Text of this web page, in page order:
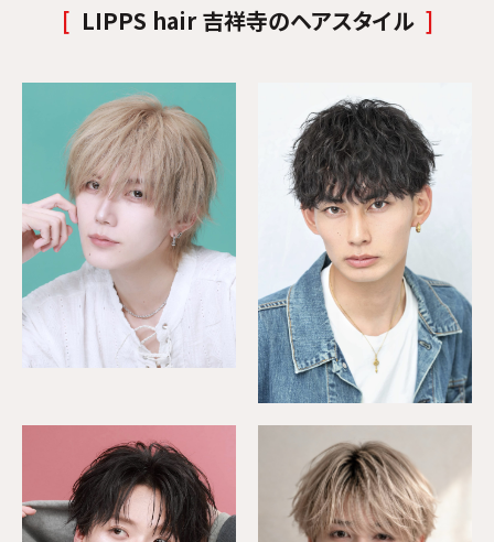
LIPPS hair 吉祥寺のヘアスタイル